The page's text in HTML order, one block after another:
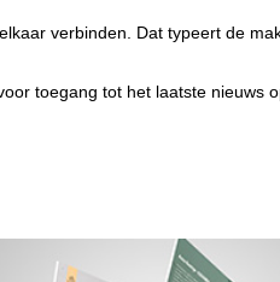
verbinden. Dat typeert de
toegang tot het laatste nieuws